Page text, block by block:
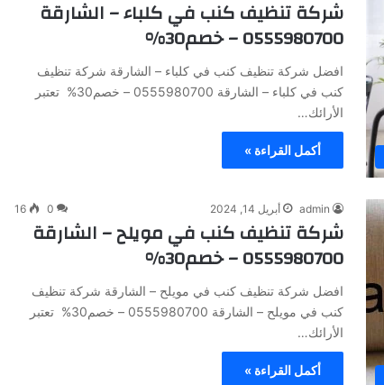
شركة تنظيف كنب في كلباء – الشارقة
0555980700 – خصم30%
افضل شركة تنظيف كنب في كلباء – الشارقة شركة تنظيف
كنب في كلباء – الشارقة 0555980700 – خصم30% تعتبر
الأرائك…
أكمل القراءة »
admin أبريل 14, 2024 0
16
شركة تنظيف كنب في مويلح – الشارقة
0555980700 – خصم30%
افضل شركة تنظيف كنب في مويلح – الشارقة شركة تنظيف
كنب في مويلح – الشارقة 0555980700 – خصم30% تعتبر
الأرائك…
أكمل القراءة »